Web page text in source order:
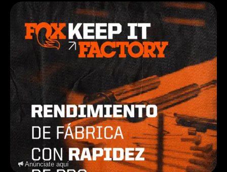
Anúnciate aquí